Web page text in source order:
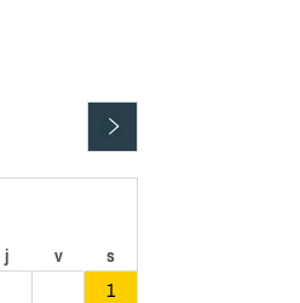
j v s
1